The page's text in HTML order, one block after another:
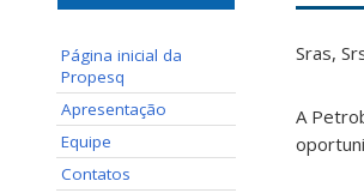
Página inicial da
Propesq
Apresentação
Equipe
Contatos
Sras,
A